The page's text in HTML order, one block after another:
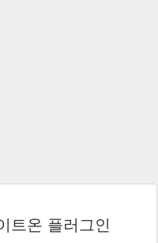
트온 플러그인